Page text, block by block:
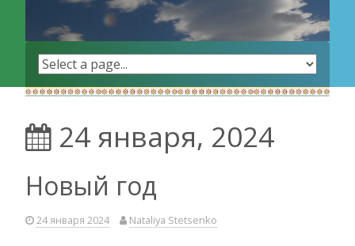
24 января, 2024
Новый год
24 января 2024 Nataliya Stetsenko